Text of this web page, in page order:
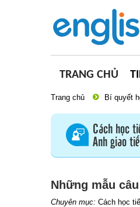
TRANG CHỦ
Trang chủ Bí quyết
Cách học
Anh giao
Những mẫu
Chuyên mục: Cách học